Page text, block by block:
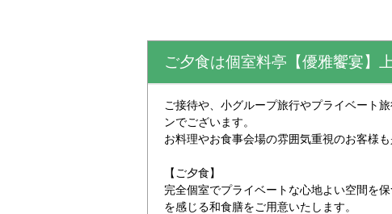
ご夕食は個室料亭【優雅饗宴】
ご接待や、小グループ旅行やプライベート
ンでございます。
お料理やお食事会場の雰囲気重視のお客様も
【ご夕食】
完全個室でプライベートな心地よい空間を
を感じる和食膳をご用意いたします。